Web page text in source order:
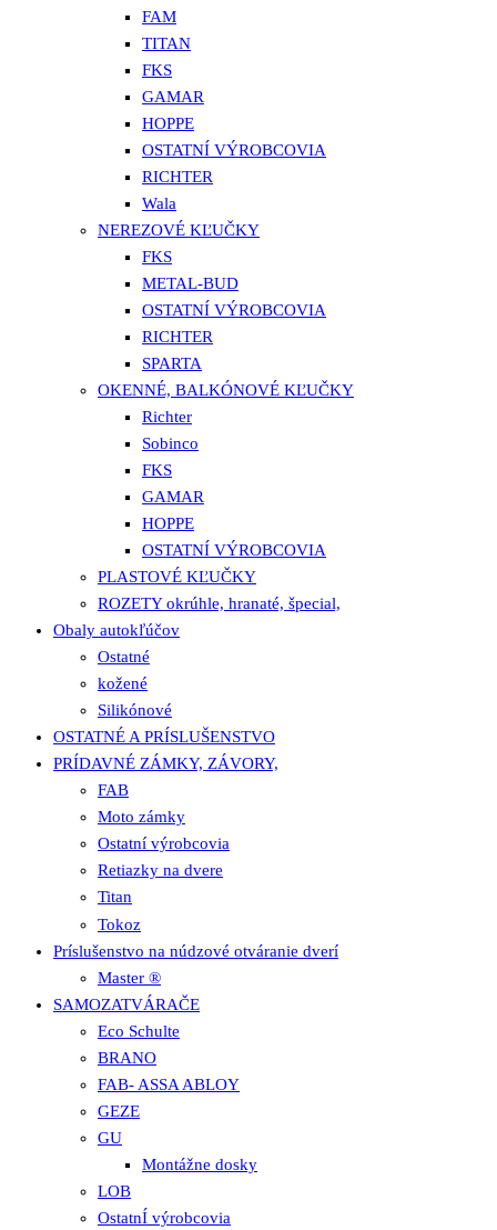
FAM
TITAN
FKS
GAMAR
HOPPE
OSTATNÍ VÝROBCOVIA
RICHTER
Wala
NEREZOVÉ KĽUČKY
FKS
METAL-BUD
OSTATNÍ VÝROBCOVIA
RICHTER
SPARTA
OKENNÉ, BALKÓNOVÉ KĽUČKY
Richter
Sobinco
FKS
GAMAR
HOPPE
OSTATNÍ VÝROBCOVIA
PLASTOVÉ KĽUČKY
ROZETY okrúhle, hranaté, špecial,
Obaly autokľúčov
Ostatné
kožené
Silikónové
OSTATNÉ A PRÍSLUŠENSTVO
PRÍDAVNÉ ZÁMKY, ZÁVORY,
FAB
Moto zámky
Ostatní výrobcovia
Retiazky na dvere
Titan
Tokoz
Príslušenstvo na núdzové otváranie dverí
Master ®
SAMOZATVÁRAČE
Eco Schulte
BRANO
FAB- ASSA ABLOY
GEZE
GU
Montážne dosky
LOB
OstatnÍ výrobcovia